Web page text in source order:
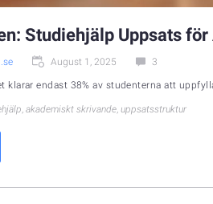
Studiehjälp Uppsats
August 1, 2025 3
klarar endast 38% av studenterna att
, akademiskt skrivande, uppsatsstruktur